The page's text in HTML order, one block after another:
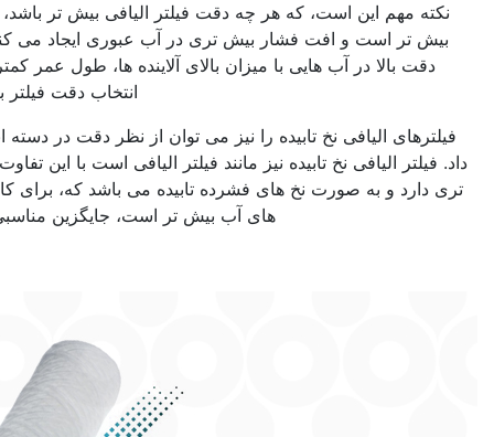
هر چه دقت فیلتر الیافی بیش تر باشد، تراکم الیاف داخلی آن نیز
بیش تری در آب عبوری ایجاد می کند. علاوه بر این، فیلتری با
با میزان بالای آلاینده ها، طول عمر کمتری خواهد داشت. بنابر این
انتخاب دقت فیلتر به نوع کاربرد بستگی دارد.
را نیز می توان از نظر دقت در دسته انواع فیلترهای الیافی قرار
نیز مانند فیلتر الیافی است با این تفاوت که الیاف آن تنیدگی بیش
های فشرده تابیده می باشد که، برای کاربردهایی که میزان آلاینده
های آب بیش تر است، جایگزین مناسبی برای فیلتر الیافی است.